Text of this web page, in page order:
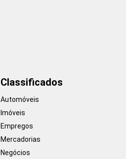
Classificados
Automóveis
Imóveis
Empregos
Mercadorias
Negócios